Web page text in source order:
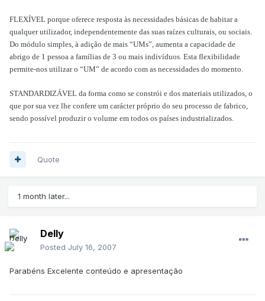
FLEXÍVEL porque oferece resposta às necessidades básicas de habitar a
qualquer utilizador, independentemente das suas raízes culturais, ou sociais.
Do módulo simples, à adição de mais “UMs”, aumenta a capacidade de
abrigo de 1 pessoa a famílias de 3 ou mais indivíduos. Esta flexibilidade
permite-nos utilizar o “UM” de acordo com as necessidades do momento.
STANDARDIZÁVEL da forma como se constrói e dos materiais utilizados, o
que por sua vez lhe confere um carácter próprio do seu processo de fabrico,
sendo possível produzir o volume em todos os países industrializados.
Quote
1 month later...
Delly
Posted July 16, 2007
Parabéns Excelente conteúdo e apresentação